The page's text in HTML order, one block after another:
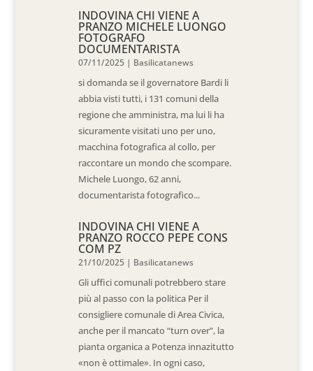
INDOVINA CHI VIENE A
PRANZO MICHELE LUONGO
FOTOGRAFO
DOCUMENTARISTA
07/11/2025 | Basilicatanews
si domanda se il governatore Bardi li
abbia visti tutti, i 131 comuni della
regione che amministra, ma lui li ha
sicuramente visitati uno per uno,
macchina fotografica al collo, per
raccontare un mondo che scompare.
Michele Luongo, 62 anni,
documentarista fotografico...
INDOVINA CHI VIENE A
PRANZO ROCCO PEPE CONS
COM PZ
21/10/2025 | Basilicatanews
Gli uffici comunali potrebbero stare
più al passo con la politica Per il
consigliere comunale di Area Civica,
anche per il mancato “turn over”, la
pianta organica a Potenza innazitutto
«non è ottimale». In ogni caso,